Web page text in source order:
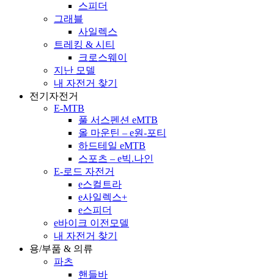
스피더
그래블
사일렉스
트레킹 & 시티
크로스웨이
지난 모델
내 자전거 찾기
전기자전거
E-MTB
풀 서스펜션 eMTB
올 마운틴 – e원-포티
하드테일 eMTB
스포츠 – e빅.나인
E-로드 자전거
e스컬트라
e사일렉스+
e스피더
e바이크 이전모델
내 자전거 찾기
용/부품 & 의류
파츠
핸들바